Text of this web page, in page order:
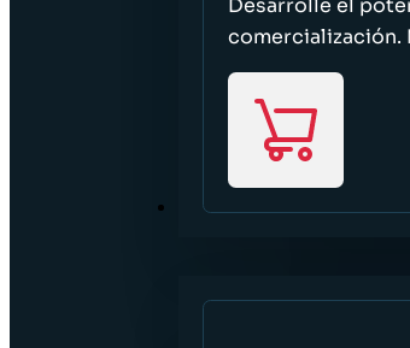
Desarrolle el
comercialización.
SECTORES